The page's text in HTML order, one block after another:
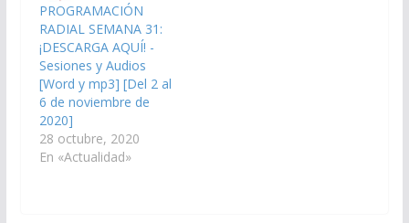
PROGRAMACIÓN
RADIAL SEMANA 31:
¡DESCARGA AQUÍ! -
Sesiones y Audios
[Word y mp3] [Del 2 al
6 de noviembre de
2020]
28 octubre, 2020
En «Actualidad»